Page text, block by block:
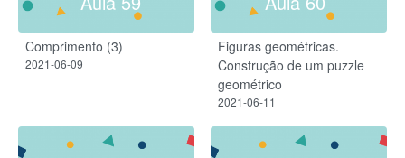
Comprimento (3)
2021-06-09
Figuras geométricas.
Construção de um puzzle
geométrico
2021-06-11